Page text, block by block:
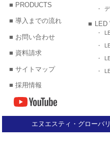
PRODUCTS
導入までの流れ
お問い合わせ
資料請求
サイトマップ
採用情報
LED
エヌエスティ・グローバ